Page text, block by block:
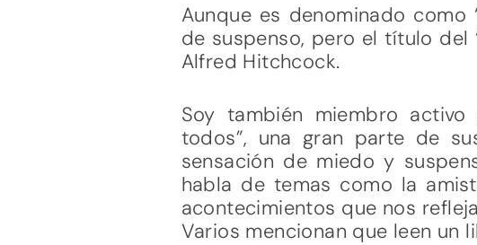
Aunque es denominado
de suspenso, pero el título del
Alfred Hitchcock.
Soy también miembro
todos”, una gran parte de
sensación de miedo y
habla de temas como la
acontecimientos que nos
Varios mencionan que leen un